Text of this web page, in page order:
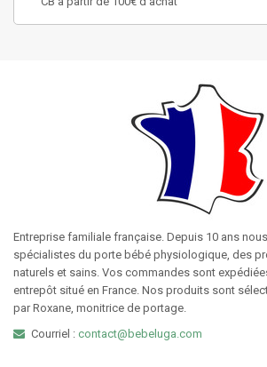
Entreprise familiale française. Depuis 10 ans
spécialistes du porte bébé physiologique, des
naturels et sains. Vos commandes sont
entrepôt situé en France. Nos produits sont
par Roxane, monitrice de portage.
Courriel : contact@bebeluga.com